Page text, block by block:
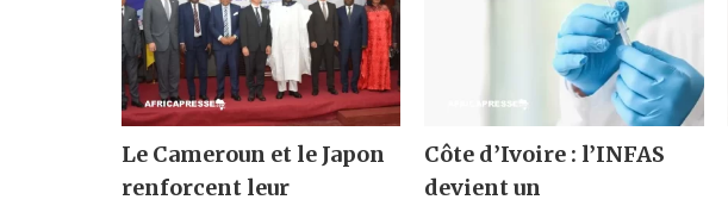
Le Cameroun et le Japon
renforcent leur
Côte d’Ivoire : l’INFAS
devient un